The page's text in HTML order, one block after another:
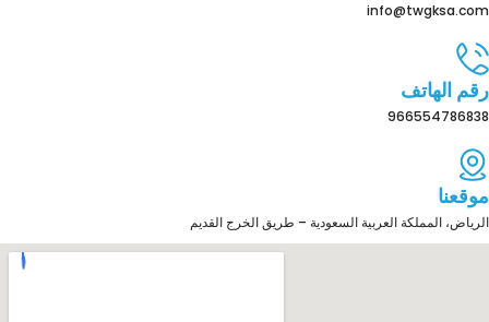
info@twgksa.com
رقم الهاتف
966554786838
موقعنا
الرياض، المملكة العربية السعودية – طريق الخرج القديم